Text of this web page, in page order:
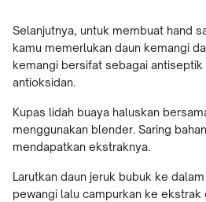
Selanjutnya, untuk membuat hand
kamu memerlukan daun kemangi
kemangi bersifat sebagai
antioksidan.
Kupas lidah buaya haluskan
menggunakan blender. Saring
mendapatkan ekstraknya.
Larutkan daun jeruk bubuk ke
pewangi lalu campurkan ke ekstrak